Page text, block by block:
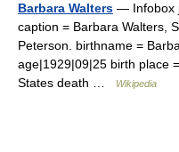
Barbara Walters — Infobox
caption = Barbara Walters,
Peterson. birthname =
age|1929|09|25 birth place
States death …
Wikipedia